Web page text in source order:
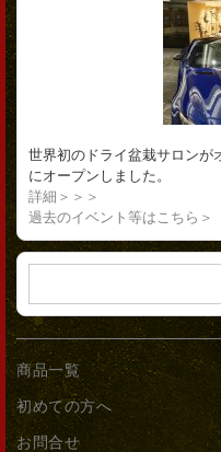
世界初のドライ盆栽サロンが
にオープンしました。
詳細＞＞＞
過去のイベント等はこちら＞
商品一覧
初めての方へ
お問合せ